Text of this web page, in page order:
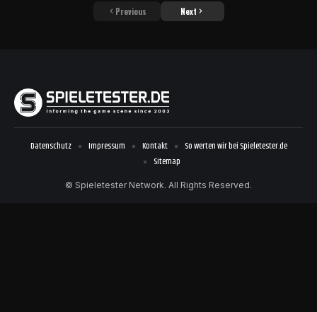
Previous Next
© Spieletester Network. All Rights Reserved.
Datenschutz Impressum Kontakt
So werten wir bei Spieletester.de
Sitemap